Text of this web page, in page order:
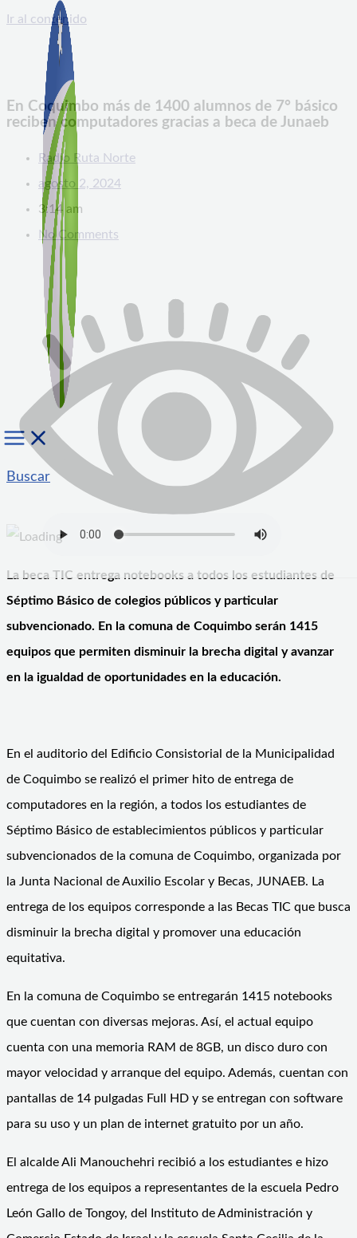
Ir al contenido
Buscar
En Coquimbo más de 1400 alumnos de 7° básico
reciben computadores gracias a beca de Junaeb
Radio Ruta Norte
agosto 2, 2024
3:14 am
No Comments
La beca TIC entrega notebooks a todos los estudiantes de
Séptimo Básico de colegios públicos y particular
subvencionado. En la comuna de Coquimbo serán 1415
equipos que permiten disminuir la brecha digital y avanzar
en la igualdad de oportunidades en la educación.
En el auditorio del Edificio Consistorial de la Municipalidad
de Coquimbo se realizó el primer hito de entrega de
computadores en la región, a todos los estudiantes de
Séptimo Básico de establecimientos públicos y particular
subvencionados de la comuna de Coquimbo, organizada por
la Junta Nacional de Auxilio Escolar y Becas, JUNAEB. La
entrega de los equipos corresponde a las Becas TIC que busca
disminuir la brecha digital y promover una educación
equitativa.
En la comuna de Coquimbo se entregarán 1415 notebooks
que cuentan con diversas mejoras. Así, el actual equipo
cuenta con una memoria RAM de 8GB, un disco duro con
mayor velocidad y arranque del equipo. Además, cuentan con
pantallas de 14 pulgadas Full HD y se entregan con software
para su uso y un plan de internet gratuito por un año.
El alcalde Ali Manouchehri recibió a los estudiantes e hizo
entrega de los equipos a representantes de la escuela Pedro
León Gallo de Tongoy, del Instituto de Administración y